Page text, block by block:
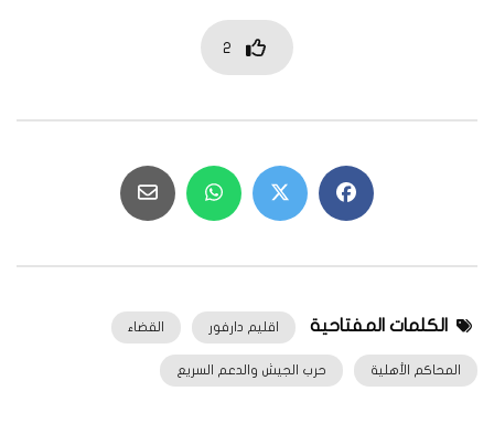
2
الكلمات المفتاحية اقليم دارفور القضاء
المحاكم الأهلية حرب الجيش والدعم السريع